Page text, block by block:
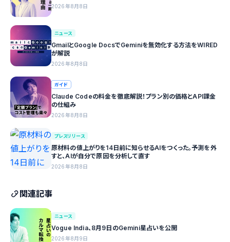
2026年8月8日
ニュース
GmailとGoogle DocsでGeminiを無効化する方法をWIRED
が解説
2026年8月8日
ガイド
Claude Codeの料金を徹底解説！プラン別の価格とAPI課金
の仕組み
2026年8月8日
プレスリリース
原材料の値上がりを14日前に知らせるAIをつくった。予測を外
すと、AIが自分で原因を分析して直す
2026年8月8日
関連記事
ニュース
Vogue India、8月9日のGemini星占いを公開
2026年8月9日